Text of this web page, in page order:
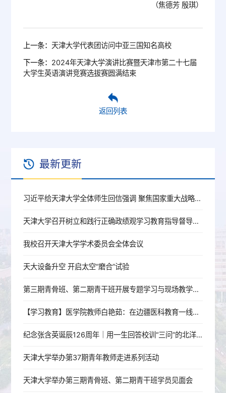
（焦德芳 殷琪）
上一条： 天津大学代表团访问中亚三国知名高校
下一条： 2024年天津大学演讲比赛暨天津市第二十七届
大学生英语演讲竞赛选拔赛圆满结束
返回列表
最新更新
习近平给天津大学全体师生回信强调 聚焦国家重大战略需求提高人才培养质量 更好服务经济社会发展
天津大学召开树立和践行正确政绩观学习教育指导督导工作推进会
我校召开天津大学学术委员会全体会议
天大设备升空 开启太空“磨合”试验
第三期青骨班、第二期青干班开展专题学习与现场教学活动
【学习教育】医学院教师白艳茹：在边疆医科教育一线践行育人初心
纪念张含英诞辰126周年｜用一生回答校训“三问”的北洋老校长
天津大学举办第37期青年教师走进系列活动
天津大学举办第三期青骨班、第二期青干班学员见面会